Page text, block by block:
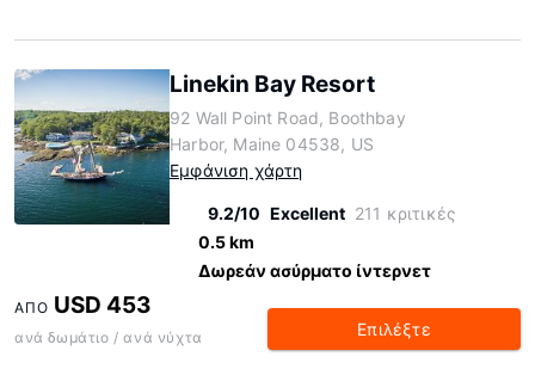
Linekin Bay Resort
92 Wall Point Road, Boothbay
Harbor, Maine 04538, US
Εμφάνιση χάρτη
9.2/10 Excellent 211 κριτικές
0.5 km
Δωρεάν ασύρματο ίντερνετ
ΑΠΌ USD 453
ανά δωμάτιο / ανά νύχτα Επιλέξτε